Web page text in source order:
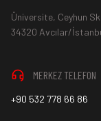
*İade ve Değişim
Ürün
hesaba ya da
Üniversite, Ceyhun
34320 Avcılar/
MERKEZ TELEFON
+90 532 778 66 86